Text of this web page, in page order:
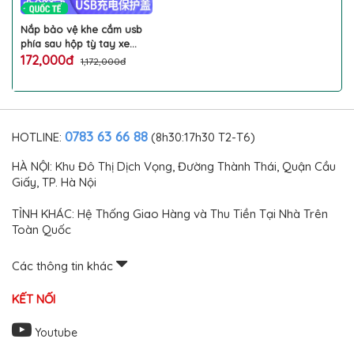
Nắp bảo vệ khe cắm usb
phía sau hộp tỳ tay xe
TIGUAN 2017-2022 2023 ốp
172,000đ 1,172,000đ
HOTLINE: 0783 63 66 88 (8h30:17h30 T2-T6)
HÀ NỘI: Khu Đô Thị Dịch Vọng, Đường Thành Thái, Quận Cầu
Giấy, TP. Hà Nội
TỈNH KHÁC: Hệ Thống Giao Hàng và Thu Tiền Tại Nhà Trên
Toàn Quốc
Các thông tin khác
KẾT NỐI
Youtube